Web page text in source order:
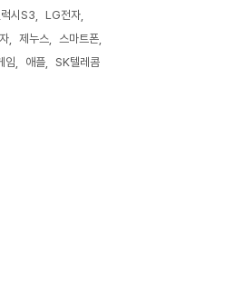
시S3
LG전자
제누스
스마트폰
임 애플 SK텔레콤